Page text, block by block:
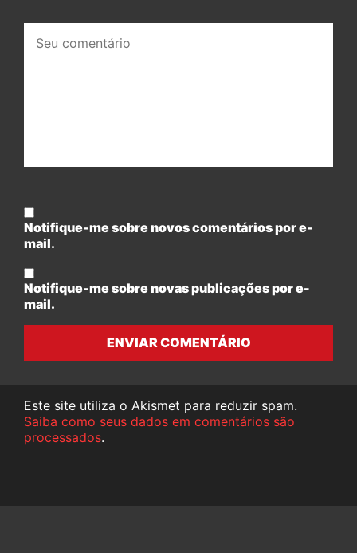
comentário:
Notifique-me sobre novos comentários por e-
mail.
Notifique-me sobre novas publicações por e-
mail.
ENVIAR COMENTÁRIO
Este site utiliza o Akismet para reduzir spam.
Saiba como seus dados em comentários são
processados.